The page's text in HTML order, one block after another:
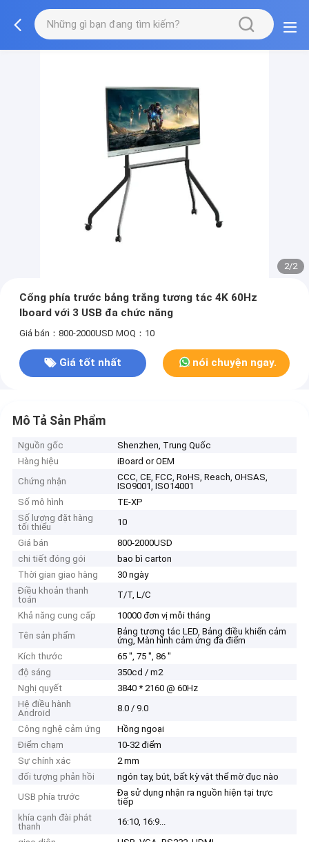
2/2
Cổng phía trước bảng trắng tương tác 4K 60Hz
Iboard với 3 USB đa chức năng
Giá bán：800-2000USD MOQ：10
Giá tốt nhất nói chuyện ngay.
Mô Tả Sản Phẩm
Nguồn gốc
Shenzhen, Trung Quốc
Hàng hiệu
iBoard or OEM
Chứng nhận
CCC, CE, FCC, RoHS, Reach, OHSAS,
ISO9001, ISO14001
Số mô hình
TE-XP
Số lượng đặt hàng
tối thiểu
10
Giá bán
800-2000USD
chi tiết đóng gói
bao bì carton
Thời gian giao hàng
30 ngày
Điều khoản thanh
toán
T/T, L/C
Khả năng cung cấp
10000 đơn vị mỗi tháng
Tên sản phẩm
Bảng tương tác LED, Bảng điều khiển cảm
ứng, Màn hình cảm ứng đa điểm
Kích thước
65 '', 75 '', 86 ''
độ sáng
350cd / m2
Nghị quyết
3840 * 2160 @ 60Hz
Hệ điều hành
Android
8.0 / 9.0
Công nghệ cảm ứng
Hồng ngoại
Điểm chạm
10-32 điểm
Sự chính xác
2 mm
đối tượng phản hồi
ngón tay, bút, bất kỳ vật thể mờ đục nào
USB phía trước
Đa sử dụng nhận ra nguồn hiện tại trực
tiếp
khía cạnh đài phát
thanh
16:10, 16:9...